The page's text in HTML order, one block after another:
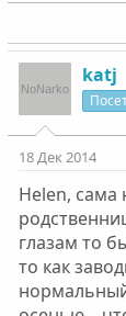
katj
18 Дек 2014
Helen, сама
глазам то
то как